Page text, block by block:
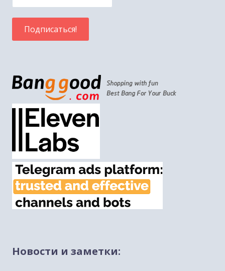
Новости и заметки: